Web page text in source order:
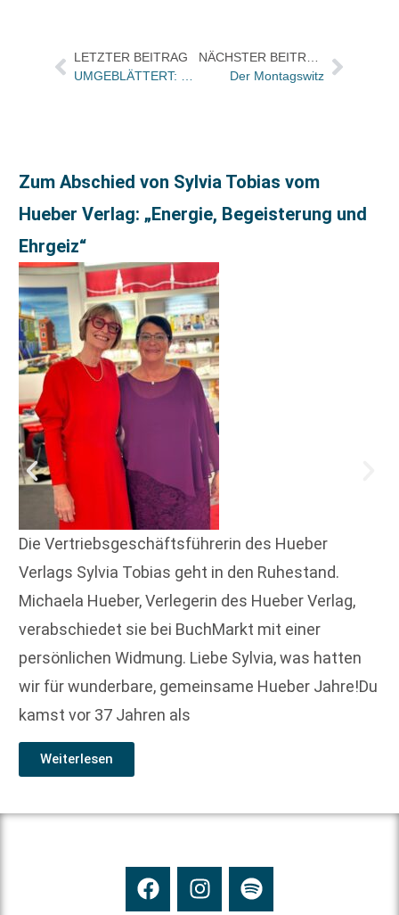
LETZTER BEITRAG
Der Montagswitz
Zum Abschied von Sylvia Tobias vom
Hueber Verlag: „Energie, Begeisterung und
Ehrgeiz“
Die Vertriebsgeschäftsführerin des Hueber
Verlags Sylvia Tobias geht in den Ruhestand.
Michaela Hueber, Verlegerin des Hueber Verlag,
verabschiedet sie bei BuchMarkt mit einer
persönlichen Widmung. Liebe Sylvia, was hatten
wir für wunderbare, gemeinsame Hueber Jahre!Du
kamst vor 37 Jahren als
Weiterlesen